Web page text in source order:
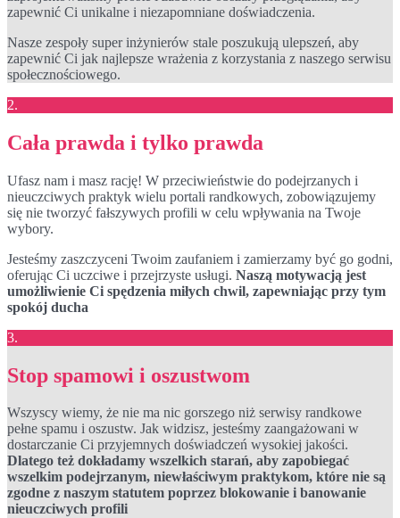
zapewnić Ci unikalne i niezapomniane doświadczenia.
Nasze zespoły super inżynierów stale poszukują ulepszeń, aby
zapewnić Ci jak najlepsze wrażenia z korzystania z naszego serwisu
społecznościowego.
2.
Cała prawda i tylko prawda
Ufasz nam i masz rację! W przeciwieństwie do podejrzanych i
nieuczciwych praktyk wielu portali randkowych, zobowiązujemy
się nie tworzyć fałszywych profili w celu wpływania na Twoje
wybory.
Jesteśmy zaszczyceni Twoim zaufaniem i zamierzamy być go godni,
oferując Ci uczciwe i przejrzyste usługi. Naszą motywacją jest
umożliwienie Ci spędzenia miłych chwil, zapewniając przy tym
spokój ducha
3.
Stop spamowi i oszustwom
Wszyscy wiemy, że nie ma nic gorszego niż serwisy randkowe
pełne spamu i oszustw. Jak widzisz, jesteśmy zaangażowani w
dostarczanie Ci przyjemnych doświadczeń wysokiej jakości.
Dlatego też dokładamy wszelkich starań, aby zapobiegać
wszelkim podejrzanym, niewłaściwym praktykom, które nie są
zgodne z naszym statutem poprzez blokowanie i banowanie
nieuczciwych profili